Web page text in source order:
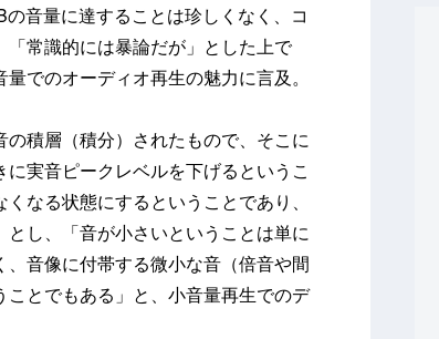
音量に達することは珍しくなく、コ
常識的には暴論だが」とした上で
でのオーディオ再生の魅力に言及。
の積層（積分）されたもので、そこに
実音ピークレベルを下げるというこ
なる状態にするということであり、
し、「音が小さいということは単に
音像に付帯する微小な音（倍音や間
とでもある」と、小音量再生でのデ